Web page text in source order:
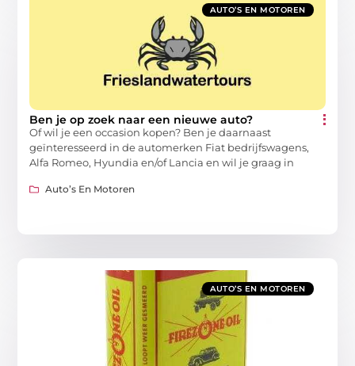
AUTO’S EN MOTOREN
Ben je op zoek naar een nieuwe auto?
Of wil je een occasion kopen? Ben je daarnaast
geïnteresseerd in de automerken Fiat bedrijfswagens,
Alfa Romeo, Hyundia en/of Lancia en wil je graag in
Auto’s En Motoren
AUTO’S EN MOTOREN